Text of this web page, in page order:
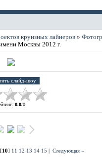
круизных лайнеров »
Москвы 2012 г.
: 0.0/0
[10] 11 12 13 14 15 Следующая »